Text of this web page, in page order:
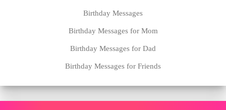
Birthday Messages
Birthday Messages for Mom
Birthday Messages for Dad
Birthday Messages for Friends